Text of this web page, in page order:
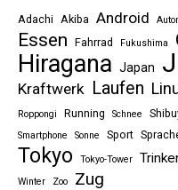
Adachi Akiba Android
Essen Fahrrad Fukushima
Hiragana Japan
Kraftwerk Laufen
Roppongi
Running Schnee
Smartphone Sonne Sport
Tokyo Tokyo-Tower
Winter Zoo Zug